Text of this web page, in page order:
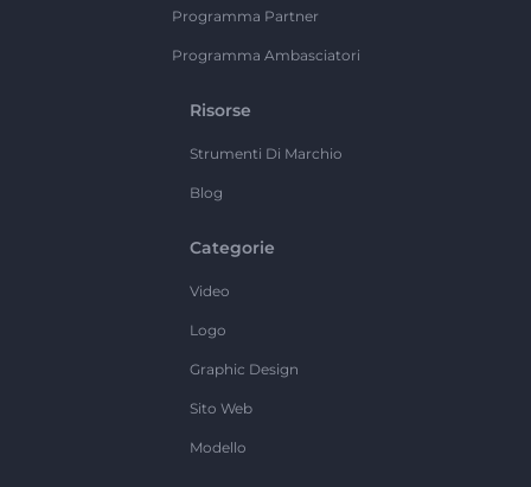
Programma Partner
Programma Ambasciatori
Risorse
Strumenti Di Marchio
Blog
Categorie
Video
Logo
Graphic Design
Sito Web
Modello